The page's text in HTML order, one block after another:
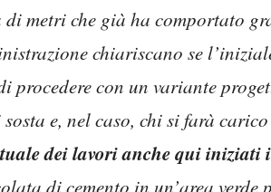
metri che già ha comportato
chiariscano se
procedere con un variante
e, nel caso, chi si farà
dei lavori anche qui
di cemento in un’area